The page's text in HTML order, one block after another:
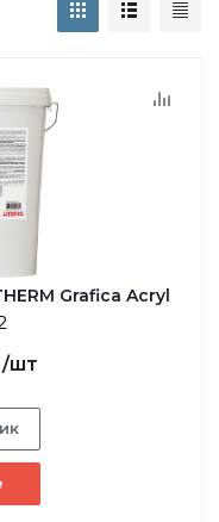
Grafica Acryl
/шт